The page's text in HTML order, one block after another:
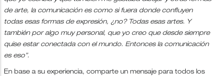
de arte, la comunicación es como si fuera donde confluyen
todas esas formas de expresión, ¿no? Todas esas artes. Y
también por algo muy personal, que yo creo que desde siempre
quise estar conectada con el mundo. Entonces la comunicación
es eso”.
En base a su experiencia, comparte un mensaje para todos los